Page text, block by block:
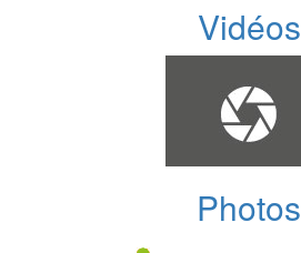
Vidéos
Photos